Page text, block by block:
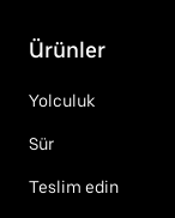
Ürünler
Yolculuk
Sür
Teslim edin